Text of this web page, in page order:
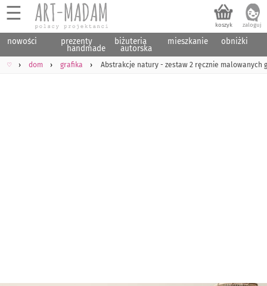
☰
nowości prezenty
handmade
biżuteria
autorska
mieszkanie obniżki
♡ dom grafika Abstrakcje natury - zestaw 2 ręcznie malowanych